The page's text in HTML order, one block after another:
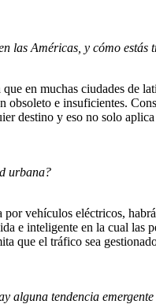
las Américas, y cómo
en muchas ciudades de
e insuficientes.
destino y eso no solo
urbana?
vehículos eléctricos,
e inteligente en la cual las
que el tráfico sea
tendencia emergente